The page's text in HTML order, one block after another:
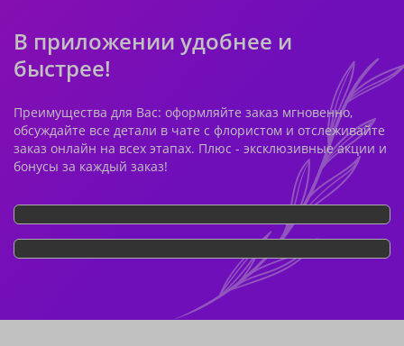
В приложении удобнее и
быстрее!
Преимущества для Вас: оформляйте заказ мгновенно,
обсуждайте все детали в чате с флористом и отслеживайте
заказ онлайн на всех этапах. Плюс - эксклюзивные акции и
бонусы за каждый заказ!